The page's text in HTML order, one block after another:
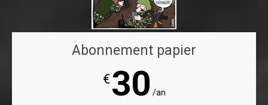
Abonnement papier
€30 /an